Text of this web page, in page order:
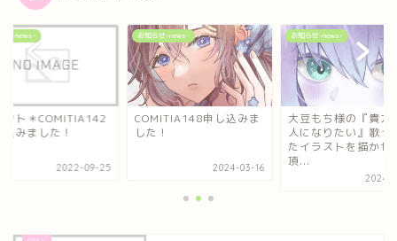
せ-news-
ント＊COMITIA142
みました！
2022-09-25
お知らせ-news-
COMITIA148申し込みま
した！
2024-03-16
お知らせ-news-
大豆もち様の『貴方
人になりたい』歌っ
たイラストを描かせ
頂...
2024-